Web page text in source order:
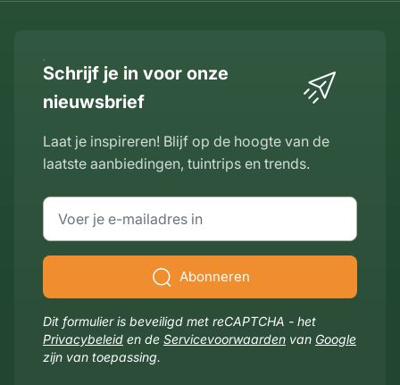
Schrijf je in voor onze
nieuwsbrief
Laat je inspireren! Blijf op de hoogte van de
laatste aanbiedingen, tuintrips en trends.
E-mailadres
Abonneren
Dit formulier is beveiligd met reCAPTCHA - het
Privacybeleid en de Servicevoorwaarden van Google
zijn van toepassing.